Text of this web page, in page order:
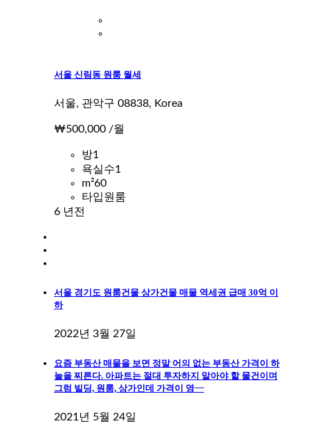
서울 신림동 원룸 월세
서울, 관악구 08838, Korea
₩500,000 /월
방1
욕실수1
m²60
타입원룸
6 년전
서울 경기도 원룸건물 상가건물 매물 역세권 급매 30억 이
하
2022년 3월 27일
요즘 부동산 매물을 보면 정말 어의 없는 부동산 가격이 하
늘을 찌른다. 아파트는 절대 투자하지 말아야 할 물건이며
그럼 빌딩, 원룸, 상가인데 가격이 영~~
2021년 5월 24일